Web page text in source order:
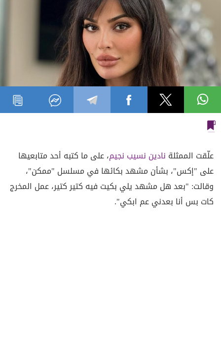
علّقت الممثلة نادين نسيب نجيم، على ما كتبه أحد متابعيها
على "إكس"، بشأن مشهد بكائها في مسلسل "ممكن"،
وقالت: "بعد هل مشهد يلي بكيت فيه كتير كتير، عمل المخرج
كات بس أنا بعدني عم ابكي".